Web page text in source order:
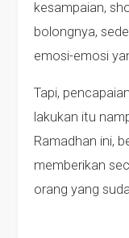
kesampaian,
bolongnya,
emosi-emosi
Tapi,
lakukan itu
Ramadhan ini,
memberikan
orang yang